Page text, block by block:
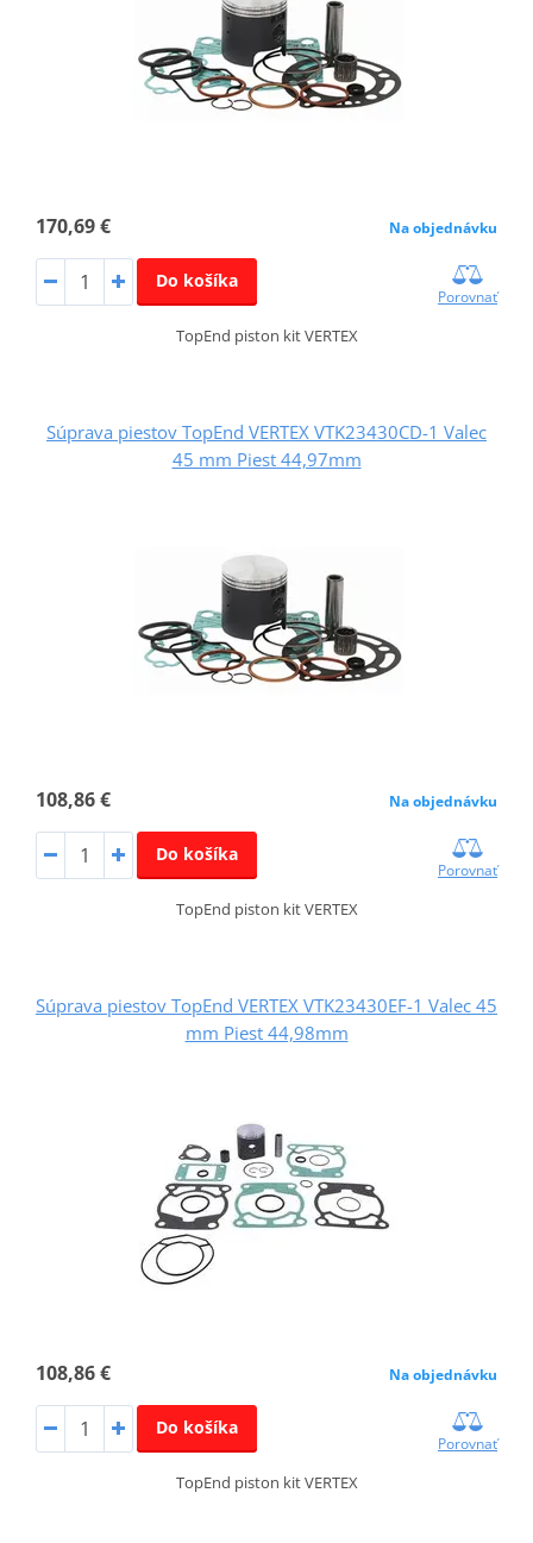
170,69 € Na objednávku
Do košíka
Porovnať
TopEnd piston kit VERTEX
Súprava piestov TopEnd VERTEX VTK23430CD-1 Valec
45 mm Piest 44,97mm
108,86 € Na objednávku
Do košíka
Porovnať
TopEnd piston kit VERTEX
Súprava piestov TopEnd VERTEX VTK23430EF-1 Valec 45
mm Piest 44,98mm
108,86 € Na objednávku
Do košíka
Porovnať
TopEnd piston kit VERTEX